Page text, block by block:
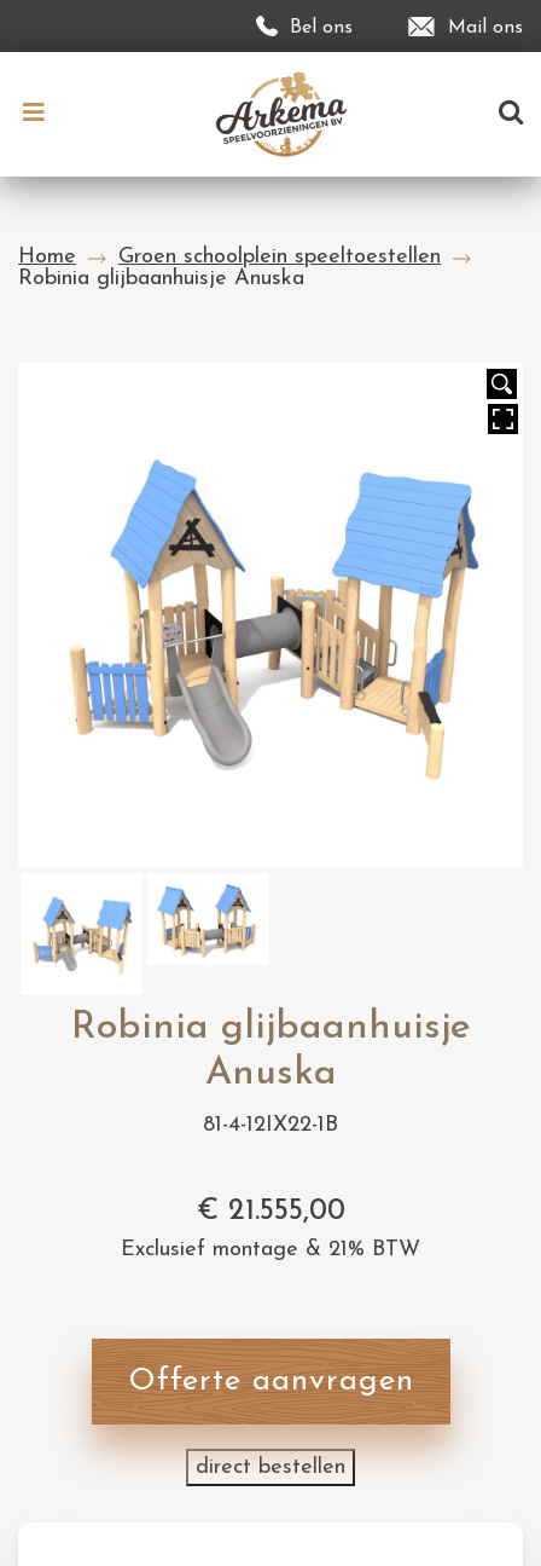
Bel ons Mail ons
Home
Groen schoolplein speeltoestellen
Robinia glijbaanhuisje Anuska
Robinia glijbaanhuisje
Anuska
81-4-12IX22-1B
€ 21.555,00
Exclusief montage & 21% BTW
Offerte aanvragen
direct bestellen